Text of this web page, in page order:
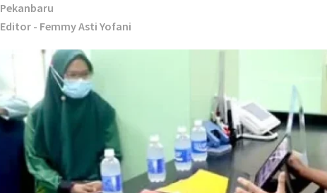
Pekanbaru
Editor - Femmy Asti Yofani